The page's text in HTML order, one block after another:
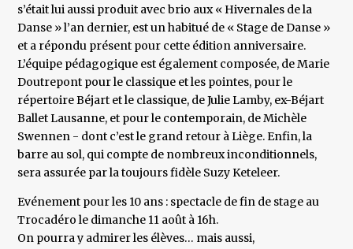
s’était lui aussi produit avec brio aux « Hivernales de la
Danse » l’an dernier, est un habitué de « Stage de Danse »
et a répondu présent pour cette édition anniversaire.
L’équipe pédagogique est également composée, de Marie
Doutrepont pour le classique et les pointes, pour le
répertoire Béjart et le classique, de Julie Lamby, ex-Béjart
Ballet Lausanne, et pour le contemporain, de Michèle
Swennen - dont c’est le grand retour à Liège. Enfin, la
barre au sol, qui compte de nombreux inconditionnels,
sera assurée par la toujours fidèle Suzy Keteleer.
Evénement pour les 10 ans : spectacle de fin de stage au
Trocadéro le dimanche 11 août à 16h.
On pourra y admirer les élèves… mais aussi,